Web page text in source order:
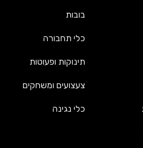
בובות
כלי תחבורה
תינוקות ופעוטות
צעצועים ומשחקים
כלי נגינה